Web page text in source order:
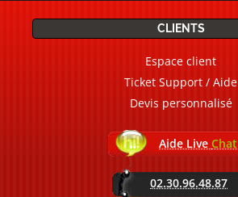
CLIENTS
Espace client
Ticket Support / Aide
Devis personnalisé
Aide Live Chat
02.30.96.48.87